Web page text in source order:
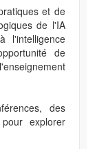
et de
de l'IA
l'intelligence
de
des
explorer